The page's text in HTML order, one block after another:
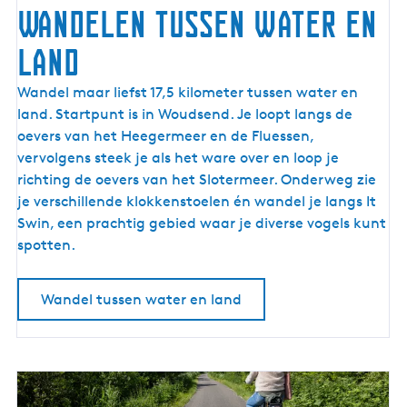
Wandelen tussen water en
land
W
a
n
d
e
l
e
n
n
w
Wandel maar liefst 17,5 kilometer tussen water en
land. Startpunt is in Woudsend. Je loopt langs de
oevers van het Heegermeer en de Fluessen,
vervolgens steek je als het ware over en loop je
richting de oevers van het Slotermeer. Onderweg zie
je verschillende klokkenstoelen én wandel je langs It
Swin, een prachtig gebied waar je diverse vogels kunt
spotten.
Wandel tussen water en land